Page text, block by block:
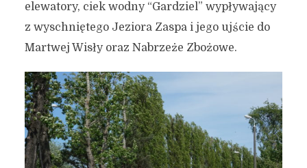
elewatory, ciek wodny “Gardziel” wypływający
z wyschniętego Jeziora Zaspa i jego ujście do
Martwej Wisły oraz Nabrzeże Zbożowe.